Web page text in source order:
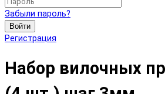
Забыли пароль?
Войти
Регистрация
Набор вилочных